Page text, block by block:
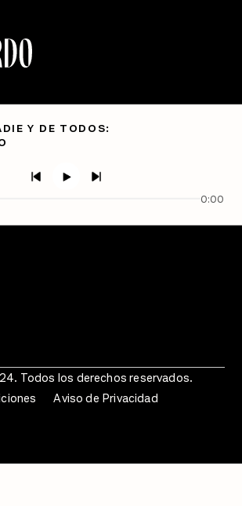
Y DE TODOS:
0:00
Todos los derechos reservados.
Aviso de Privacidad